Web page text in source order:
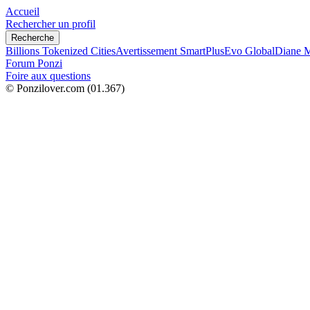
Accueil
Rechercher un profil
Recherche
Billions Tokenized CitiesAvertissement SmartPlusEvo GlobalDiane
Forum Ponzi
Foire aux questions
© Ponzilover.com (01.367)